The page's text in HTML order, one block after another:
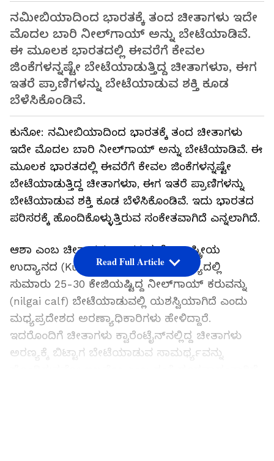
ನಮೀಬಿಯಾದಿಂದ ಭಾರತಕ್ಕೆ ತಂದ ಚೀತಾಗಳು ಇದೇ
ಮೊದಲ ಬಾರಿ ನೀಲ್‌ಗಾಯ್‌ ಅನ್ನು ಬೇಟೆಯಾಡಿವೆ.
ಈ ಮೂಲಕ ಭಾರತದಲ್ಲಿ ಈವರೆಗೆ ಕೇವಲ
ಜಿಂಕೆಗಳನ್ನಷ್ಟೇ ಬೇಟೆಯಾಡುತ್ತಿದ್ದ ಚೀತಾಗಳುಾ, ಈಗ
ಇತರೆ ಪ್ರಾಣಿಗಳನ್ನು ಬೇಟೆಯಾಡುವ ಶಕ್ತಿ ಕೂಡ
ಬೆಳೆಸಿಕೊಂಡಿವೆ.
ಕುನೋ: ನಮೀಬಿಯಾದಿಂದ ಭಾರತಕ್ಕೆ ತಂದ ಚೀತಾಗಳು
ಇದೇ ಮೊದಲ ಬಾರಿ ನೀಲ್‌ಗಾಯ್‌ ಅನ್ನು ಬೇಟೆಯಾಡಿವೆ. ಈ
ಮೂಲಕ ಭಾರತದಲ್ಲಿ ಈವರೆಗೆ ಕೇವಲ ಜಿಂಕೆಗಳನ್ನಷ್ಟೇ
ಬೇಟೆಯಾಡುತ್ತಿದ್ದ ಚೀತಾಗಳುಾ, ಈಗ ಇತರೆ ಪ್ರಾಣಿಗಳನ್ನು
ಬೇಟೆಯಾಡುವ ಶಕ್ತಿ ಕೂಡ ಬೆಳೆಸಿಕೊಂಡಿವೆ. ಇದು ಭಾರತದ
ಪರಿಸರಕ್ಕೆ ಹೊಂದಿಕೊಳ್ಳುತ್ತಿರುವ ಸಂಕೇತವಾಗಿದೆ ಎನ್ನಲಾಗಿದೆ.
ಆಶಾ ಎಂಬ ಚೀತಾ (cheetah) ಕುನೊ ರಾಷ್ಟ್ರೀಯ
ಉದ್ಯಾನದ (Kuno National Park) ಅರಣ್ಯದಲ್ಲಿ
ಸುಮಾರು 25-30 ಕೇಜಿಯಷ್ಟಿದ್ದ ನೀಲ್‌ಗಾಯ್‌ ಕರುವನ್ನು
(nilgai calf) ಬೇಟೆಯಾಡುವಲ್ಲಿ ಯಶಸ್ವಿಯಾಗಿದೆ ಎಂದು
ಮಧ್ಯಪ್ರದೇಶದ ಅರಣ್ಯಾಧಿಕಾರಿಗಳು ಹೇಳಿದ್ದಾರೆ.
ಇದರೊಂದಿಗೆ ಚೀತಾಗಳು ಕ್ವಾರೆಂಟೈನ್‌ನಲ್ಲಿದ್ದ ಚೀತಾಗಳು
ಅರಣ್ಯಕ್ಕೆ ಬಿಟ್ಟಾಗ ಬೇಟೆಯಾಡುವ ಸಾಮರ್ಥ್ಯವನ್ನು
Read Full Article